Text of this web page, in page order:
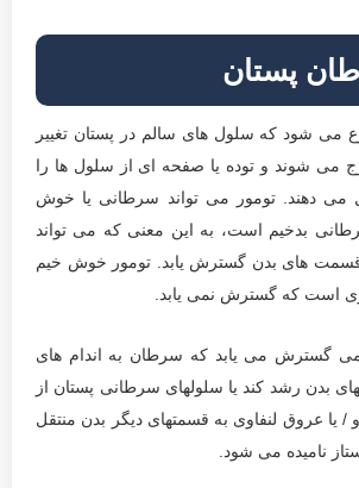
پستان
شود که سلول های سالم در پستان تغییر
می شوند و توده یا صفحه ای از سلول ها را
می دهند. تومور می تواند سرطانی یا خوش
بدخیم است، به این معنی که می تواند
قسمت های بدن گسترش یابد. تومور خوش خیم
است که گسترش نمی یابد.
گسترش می یابد که سرطان به اندام های
بدن رشد کند یا سلولهای سرطانی پستان از
یا عروق لنفاوی به قسمتهای دیگر بدن منتقل
نامیده می شود.